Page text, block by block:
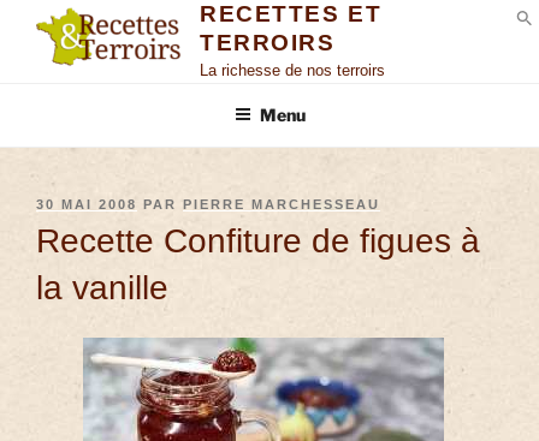
RECETTES ET
TERROIRS
La richesse de nos terroirs
Menu
30 MAI 2008 PAR PIERRE MARCHESSEAU
Recette Confiture de figues à
la vanille